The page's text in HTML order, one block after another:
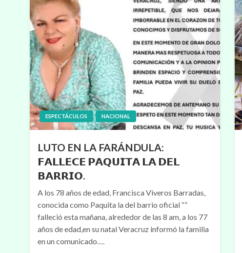
ESPECTÁCULOS NACIONAL
LUTO EN LA FARÁNDULA:
𝗙𝗔𝗟𝗟𝗘𝗖𝗘 𝗣𝗔𝗤𝗨𝗜𝗧𝗔 𝗟𝗔 𝗗𝗘𝗟
𝗕𝗔𝗥𝗥𝗜𝗢.
A los 78 años de edad, Francisca Viveros Barradas,
conocida como Paquita la del barrio oficial “”
falleció esta mañana, alrededor de las 8 am, a los 77
años de edad,en su natal Veracruz informó la familia
en un comunicado….